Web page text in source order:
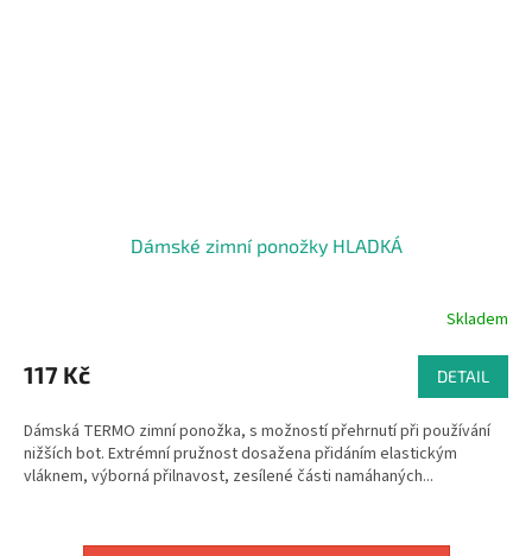
Dámské zimní ponožky HLADKÁ
Skladem
117 Kč DETAIL
Dámská TERMO zimní ponožka, s možností přehrnutí při používání
nižších bot. Extrémní pružnost dosažena přidáním elastickým
vláknem, výborná přilnavost, zesílené části namáhaných...